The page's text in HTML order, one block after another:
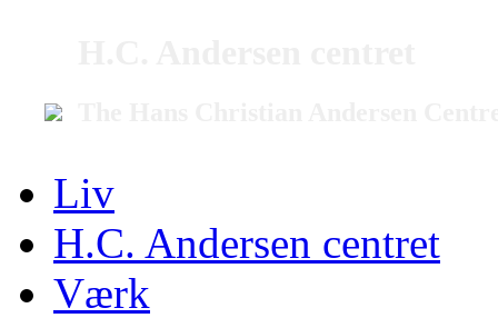
Liv
H.C. Andersen centret
Værk